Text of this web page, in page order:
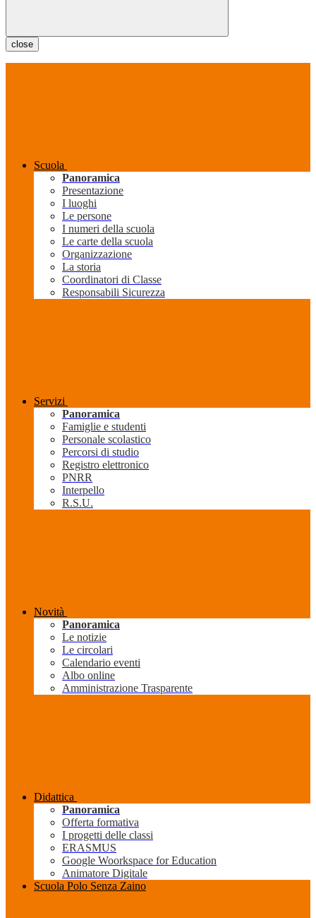
close
Scuola
Panoramica
Presentazione
I luoghi
Le persone
I numeri della scuola
Le carte della scuola
Organizzazione
La storia
Coordinatori di Classe
Responsabili Sicurezza
Servizi
Panoramica
Famiglie e studenti
Personale scolastico
Percorsi di studio
Registro elettronico
PNRR
Interpello
R.S.U.
Novità
Panoramica
Le notizie
Le circolari
Calendario eventi
Albo online
Amministrazione Trasparente
Didattica
Panoramica
Offerta formativa
I progetti delle classi
ERASMUS
Google Woorkspace for Education
Animatore Digitale
Scuola Polo Senza Zaino